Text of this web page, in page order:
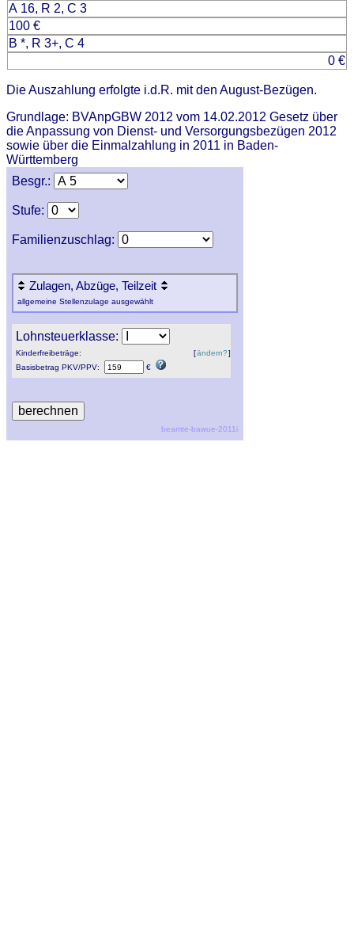
Besgr.:
Stufe:
Familienzuschlag:
Zulagen, Abzüge, Teilzeit
allgemeine Stellenzulage ausgewählt
Lohnsteuerklasse:
Kinderfreibeträge:
Basisbetrag PKV/PPV: €
[ändern?]
beamte-bawue-2011i
A 16, R 2, C 3
100 €
B *, R 3+, C 4
0 €
Die Auszahlung erfolgte i.d.R. mit den August-Bezügen.
Grundlage: BVAnpGBW 2012 vom 14.02.2012 Gesetz über
die Anpassung von Dienst- und Versorgungsbezügen 2012
sowie über die Einmalzahlung in 2011 in Baden-
Württemberg